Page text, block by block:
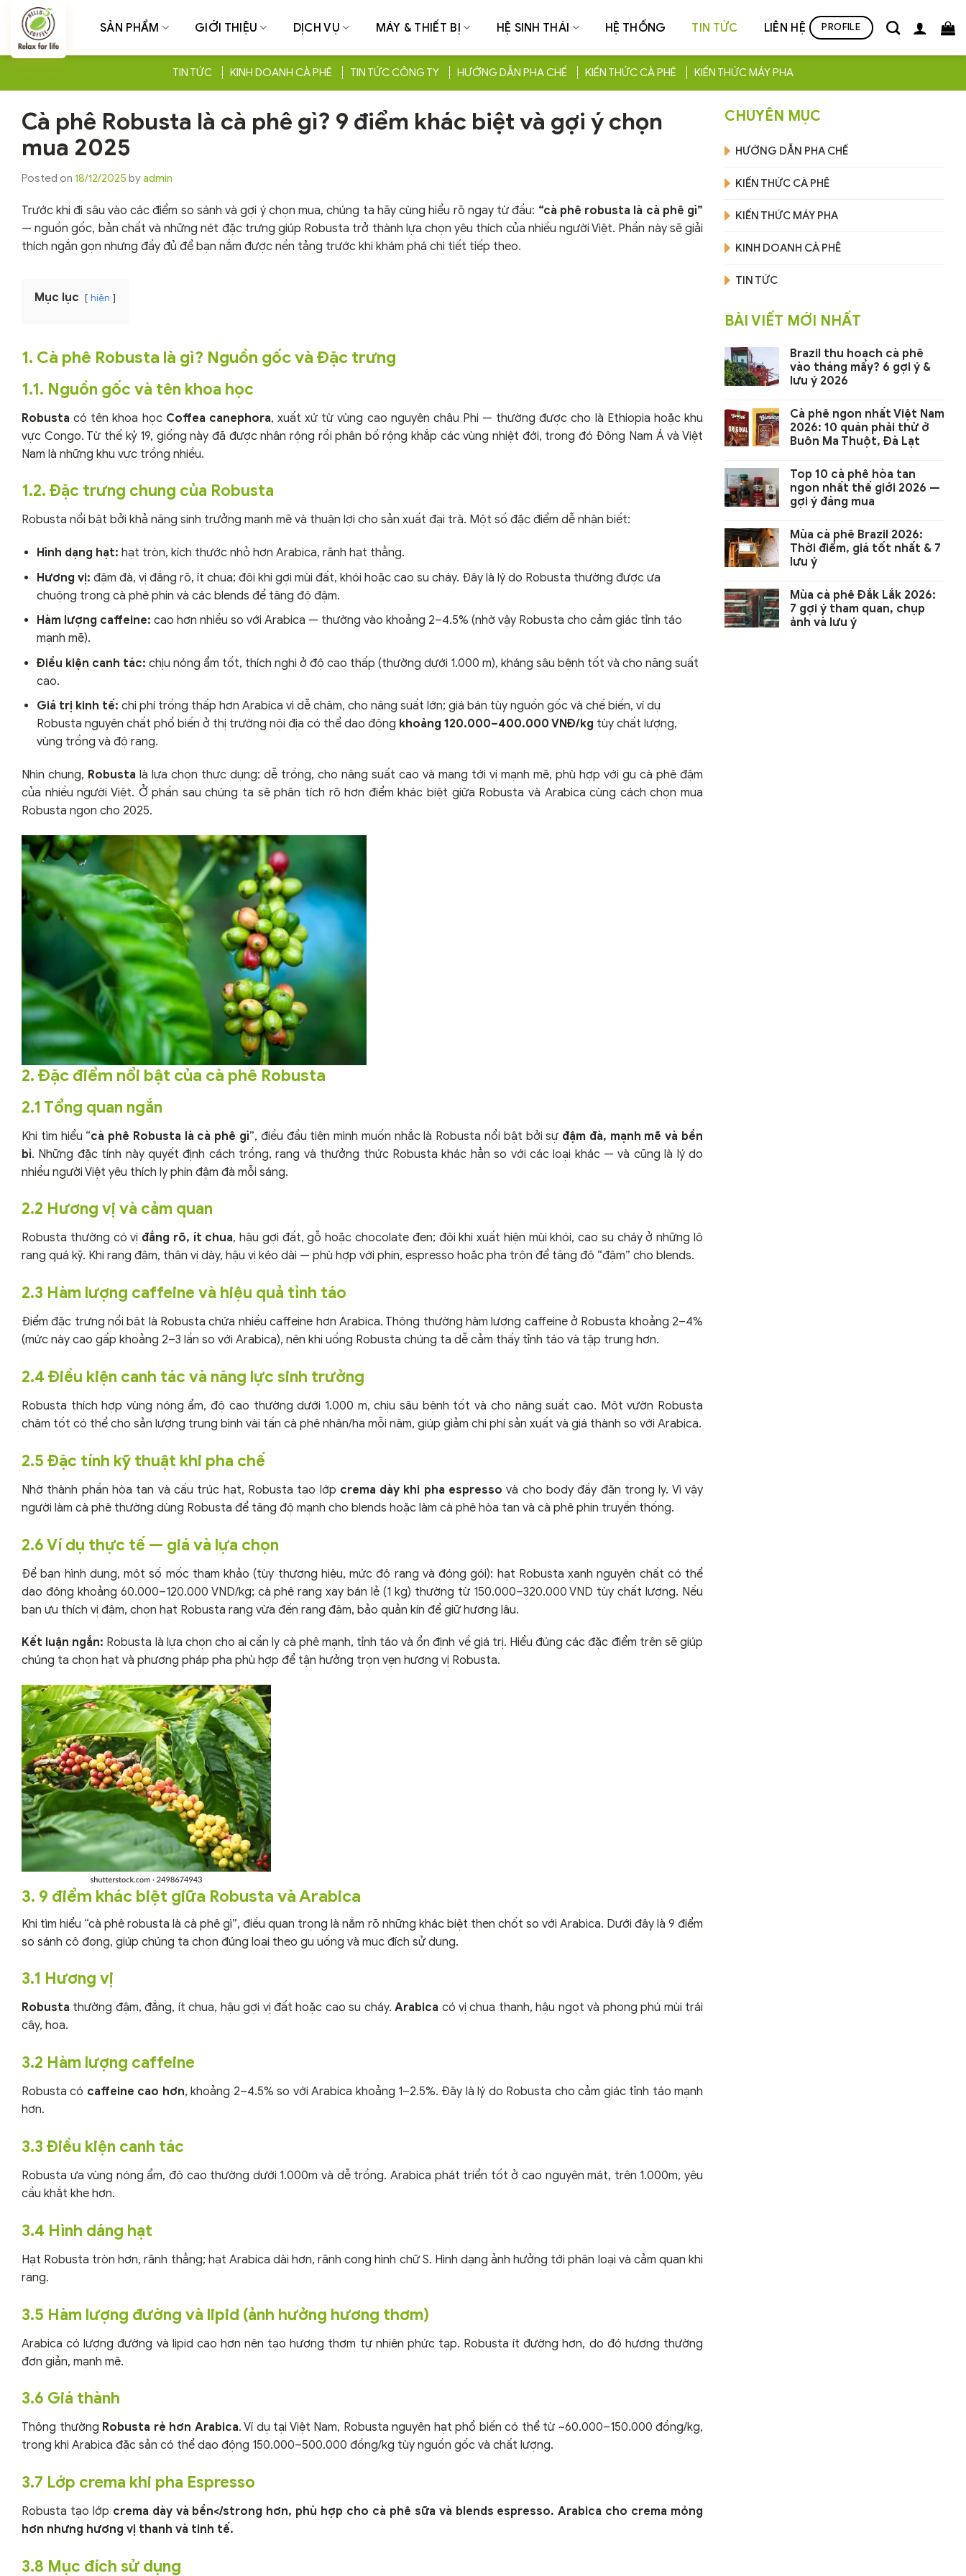
Chuyển
dung
SẢN PHẨM GIỚI THIỆU DỊCH VỤ MÁY & THIẾT BỊ HỆ SINH THÁI HỆ THỐNG TIN TỨC LIÊN HỆ PROFILE
TIN TỨC KINH DOANH CÀ PHÊ TIN TỨC CÔNG TY HƯỚNG DẪN PHA CHẾ KIẾN THỨC CÀ PHÊ KIẾN THỨC MÁY PHA
Cà phê Robusta là cà phê gì? 9 điểm khác biệt và gợi ý chọn
mua 2025
Posted on 18/12/2025 byadmin
Trước khi đi sâu vào các điểm so sánh và gợi ý chọn mua, chúng ta hãy cùng hiểu rõ ngay từ đầu: “cà phê robusta là cà phê gì”
— nguồn gốc, bản chất và những nét đặc trưng giúp Robusta trở thành lựa chọn yêu thích của nhiều người Việt. Phần này sẽ giải
thích ngắn gọn nhưng đầy đủ để bạn nắm được nền tảng trước khi khám phá chi tiết tiếp theo.
Mục lục hiện
1. Cà phê Robusta là gì? Nguồn gốc và Đặc trưng
1.1. Nguồn gốc và tên khoa học
Robusta có tên khoa học Coffea canephora, xuất xứ từ vùng cao nguyên châu Phi — thường được cho là Ethiopia hoặc khu
vực Congo. Từ thế kỷ 19, giống này đã được nhân rộng rồi phân bố rộng khắp các vùng nhiệt đới, trong đó Đông Nam Á và Việt
Nam là những khu vực trồng nhiều.
1.2. Đặc trưng chung của Robusta
Robusta nổi bật bởi khả năng sinh trưởng mạnh mẽ và thuận lợi cho sản xuất đại trà. Một số đặc điểm dễ nhận biết:
Hình dạng hạt: hạt tròn, kích thước nhỏ hơn Arabica, rãnh hạt thẳng.
Hương vị: đậm đà, vị đắng rõ, ít chua; đôi khi gợi mùi đất, khói hoặc cao su cháy. Đây là lý do Robusta thường được ưa
chuộng trong cà phê phin và các blends để tăng độ đậm.
Hàm lượng caffeine: cao hơn nhiều so với Arabica — thường vào khoảng 2–4.5% (nhờ vậy Robusta cho cảm giác tỉnh táo
mạnh mẽ).
Điều kiện canh tác: chịu nóng ẩm tốt, thích nghi ở độ cao thấp (thường dưới 1.000 m), kháng sâu bệnh tốt và cho năng suất
cao.
Giá trị kinh tế: chi phí trồng thấp hơn Arabica vì dễ chăm, cho năng suất lớn; giá bán tùy nguồn gốc và chế biến, ví dụ
Robusta nguyên chất phổ biến ở thị trường nội địa có thể dao động khoảng 120.000–400.000 VNĐ/kg tùy chất lượng,
vùng trồng và độ rang.
Nhìn chung, Robusta là lựa chọn thực dụng: dễ trồng, cho năng suất cao và mang tới vị mạnh mẽ, phù hợp với gu cà phê đậm
của nhiều người Việt. Ở phần sau chúng ta sẽ phân tích rõ hơn điểm khác biệt giữa Robusta và Arabica cùng cách chọn mua
Robusta ngon cho 2025.
2. Đặc điểm nổi bật của cà phê Robusta
2.1 Tổng quan ngắn
Khi tìm hiểu “cà phê Robusta là cà phê gì”, điều đầu tiên mình muốn nhắc là Robusta nổi bật bởi sự đậm đà, mạnh mẽ và bền
bỉ. Những đặc tính này quyết định cách trồng, rang và thưởng thức Robusta khác hẳn so với các loại khác — và cũng là lý do
nhiều người Việt yêu thích ly phin đậm đà mỗi sáng.
2.2 Hương vị và cảm quan
Robusta thường có vị đắng rõ, ít chua, hậu gợi đất, gỗ hoặc chocolate đen; đôi khi xuất hiện mùi khói, cao su cháy ở những lô
rang quá kỹ. Khi rang đậm, thân vị dày, hậu vị kéo dài — phù hợp với phin, espresso hoặc pha trộn để tăng độ “đậm” cho blends.
2.3 Hàm lượng caffeine và hiệu quả tỉnh táo
Điểm đặc trưng nổi bật là Robusta chứa nhiều caffeine hơn Arabica. Thông thường hàm lượng caffeine ở Robusta khoảng 2–4%
(mức này cao gấp khoảng 2–3 lần so với Arabica), nên khi uống Robusta chúng ta dễ cảm thấy tỉnh táo và tập trung hơn.
2.4 Điều kiện canh tác và năng lực sinh trưởng
Robusta thích hợp vùng nóng ẩm, độ cao thường dưới 1.000 m, chịu sâu bệnh tốt và cho năng suất cao. Một vườn Robusta
chăm tốt có thể cho sản lượng trung bình vài tấn cà phê nhân/ha mỗi năm, giúp giảm chi phí sản xuất và giá thành so với Arabica.
2.5 Đặc tính kỹ thuật khi pha chế
Nhờ thành phần hòa tan và cấu trúc hạt, Robusta tạo lớp crema dày khi pha espresso và cho body đầy đặn trong ly. Vì vậy
người làm cà phê thường dùng Robusta để tăng độ mạnh cho blends hoặc làm cà phê hòa tan và cà phê phin truyền thống.
2.6 Ví dụ thực tế — giá và lựa chọn
Để bạn hình dung, một số mốc tham khảo (tùy thương hiệu, mức độ rang và đóng gói): hạt Robusta xanh nguyên chất có thể
dao động khoảng 60.000–120.000 VND/kg; cà phê rang xay bán lẻ (1 kg) thường từ 150.000–320.000 VND tùy chất lượng. Nếu
bạn ưu thích vị đậm, chọn hạt Robusta rang vừa đến rang đậm, bảo quản kín để giữ hương lâu.
Kết luận ngắn: Robusta là lựa chọn cho ai cần ly cà phê mạnh, tỉnh táo và ổn định về giá trị. Hiểu đúng các đặc điểm trên sẽ giúp
chúng ta chọn hạt và phương pháp pha phù hợp để tận hưởng trọn vẹn hương vị Robusta.
3. 9 điểm khác biệt giữa Robusta và Arabica
Khi tìm hiểu “cà phê robusta là cà phê gì”, điều quan trọng là nắm rõ những khác biệt then chốt so với Arabica. Dưới đây là 9 điểm
so sánh cô đọng, giúp chúng ta chọn đúng loại theo gu uống và mục đích sử dụng.
3.1 Hương vị
Robusta thường đậm, đắng, ít chua, hậu gợi vị đất hoặc cao su cháy.Arabica có vị chua thanh, hậu ngọt và phong phú mùi trái
cây, hoa.
3.2 Hàm lượng caffeine
Robusta có caffeine cao hơn, khoảng 2–4.5% so với Arabica khoảng 1–2.5%. Đây là lý do Robusta cho cảm giác tỉnh táo mạnh
hơn.
3.3 Điều kiện canh tác
Robusta ưa vùng nóng ẩm, độ cao thường dưới 1.000m và dễ trồng. Arabica phát triển tốt ở cao nguyên mát, trên 1.000m, yêu
cầu khắt khe hơn.
3.4 Hình dáng hạt
Hạt Robusta tròn hơn, rãnh thẳng; hạt Arabica dài hơn, rãnh cong hình chữ S. Hình dạng ảnh hưởng tới phân loại và cảm quan khi
rang.
3.5 Hàm lượng đường và lipid (ảnh hưởng hương thơm)
Arabica có lượng đường và lipid cao hơn nên tạo hương thơm tự nhiên phức tạp. Robusta ít đường hơn, do đó hương thường
đơn giản, mạnh mẽ.
3.6 Giá thành
Thông thường Robusta rẻ hơn Arabica. Ví dụ tại Việt Nam, Robusta nguyên hạt phổ biến có thể từ ~60.000–150.000 đồng/kg,
trong khi Arabica đặc sản có thể dao động 150.000–500.000 đồng/kg tùy nguồn gốc và chất lượng.
3.7 Lớp crema khi pha Espresso
Robusta tạo lớp crema dày và bền</strong hơn, phù hợp cho cà phê sữa và blends espresso. Arabica cho crema mỏng
hơn nhưng hương vị thanh và tinh tế.
3.8 Mục đích sử dụng
CHUYÊN MỤC
HƯỚNG DẪN PHA CHẾ
KIẾN THỨC CÀ PHÊ
KIẾN THỨC MÁY PHA
KINH DOANH CÀ PHÊ
TIN TỨC
BÀI VIẾT MỚI NHẤT
Brazil thu hoạch cà phê
vào tháng mấy? 6 gợi ý &
lưu ý 2026
Cà phê ngon nhất Việt Nam
2026: 10 quán phải thử ở
Buôn Ma Thuột, Đà Lạt
Top 10 cà phê hòa tan
ngon nhất thế giới 2026 —
gợi ý đáng mua
Mùa cà phê Brazil 2026:
Thời điểm, giá tốt nhất & 7
lưu ý
Mùa cà phê Đắk Lắk 2026:
7 gợi ý tham quan, chụp
ảnh và lưu ý